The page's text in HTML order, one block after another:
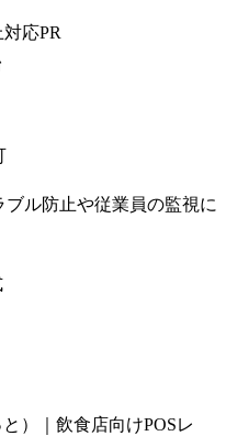
対応PR
ル防止や従業員の監視に
）｜飲食店向けPOSレ